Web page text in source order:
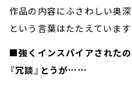
作品の内容にふさわしい奥深
という言葉はたたえています
■強くインスパイアされたの
『冗談』とうが……